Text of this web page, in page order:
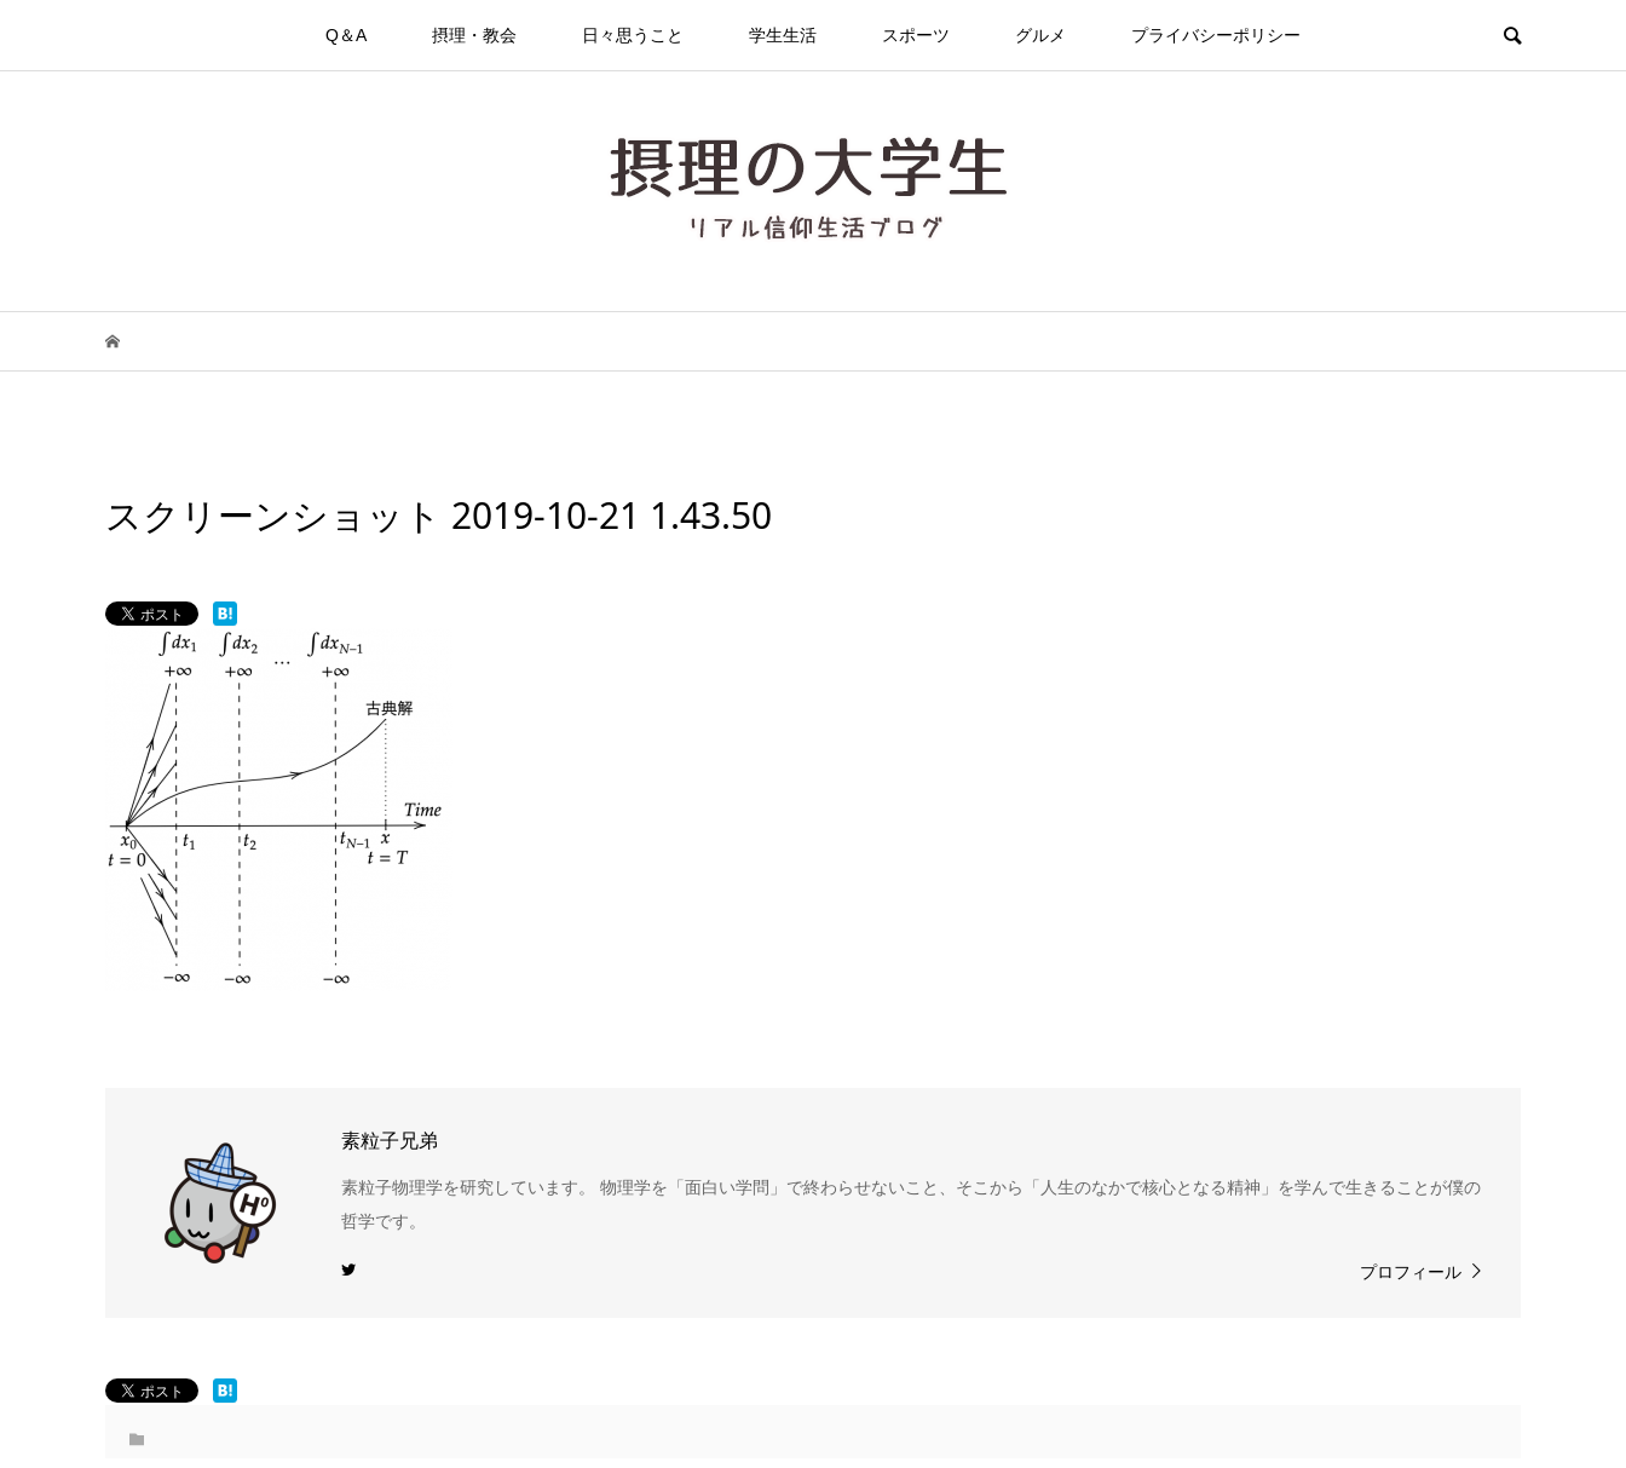
Q＆A 摂理・教会 日々思うこと 学生生活 スポーツ グルメ プライバシーポリシー
スクリーンショット 2019-10-21 1.43.50
素粒子兄弟
素粒子物理学を研究しています。 物理学を「面白い学問」で終わらせないこと、そこから「人生のなかで核心となる精神」を学んで生きることが僕の
哲学です。
プロフィール